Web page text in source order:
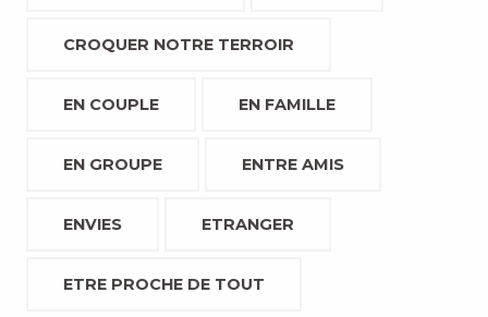
CROQUER NOTRE TERROIR
EN COUPLE EN FAMILLE
EN GROUPE ENTRE AMIS
ENVIES ETRANGER
ETRE PROCHE DE TOUT